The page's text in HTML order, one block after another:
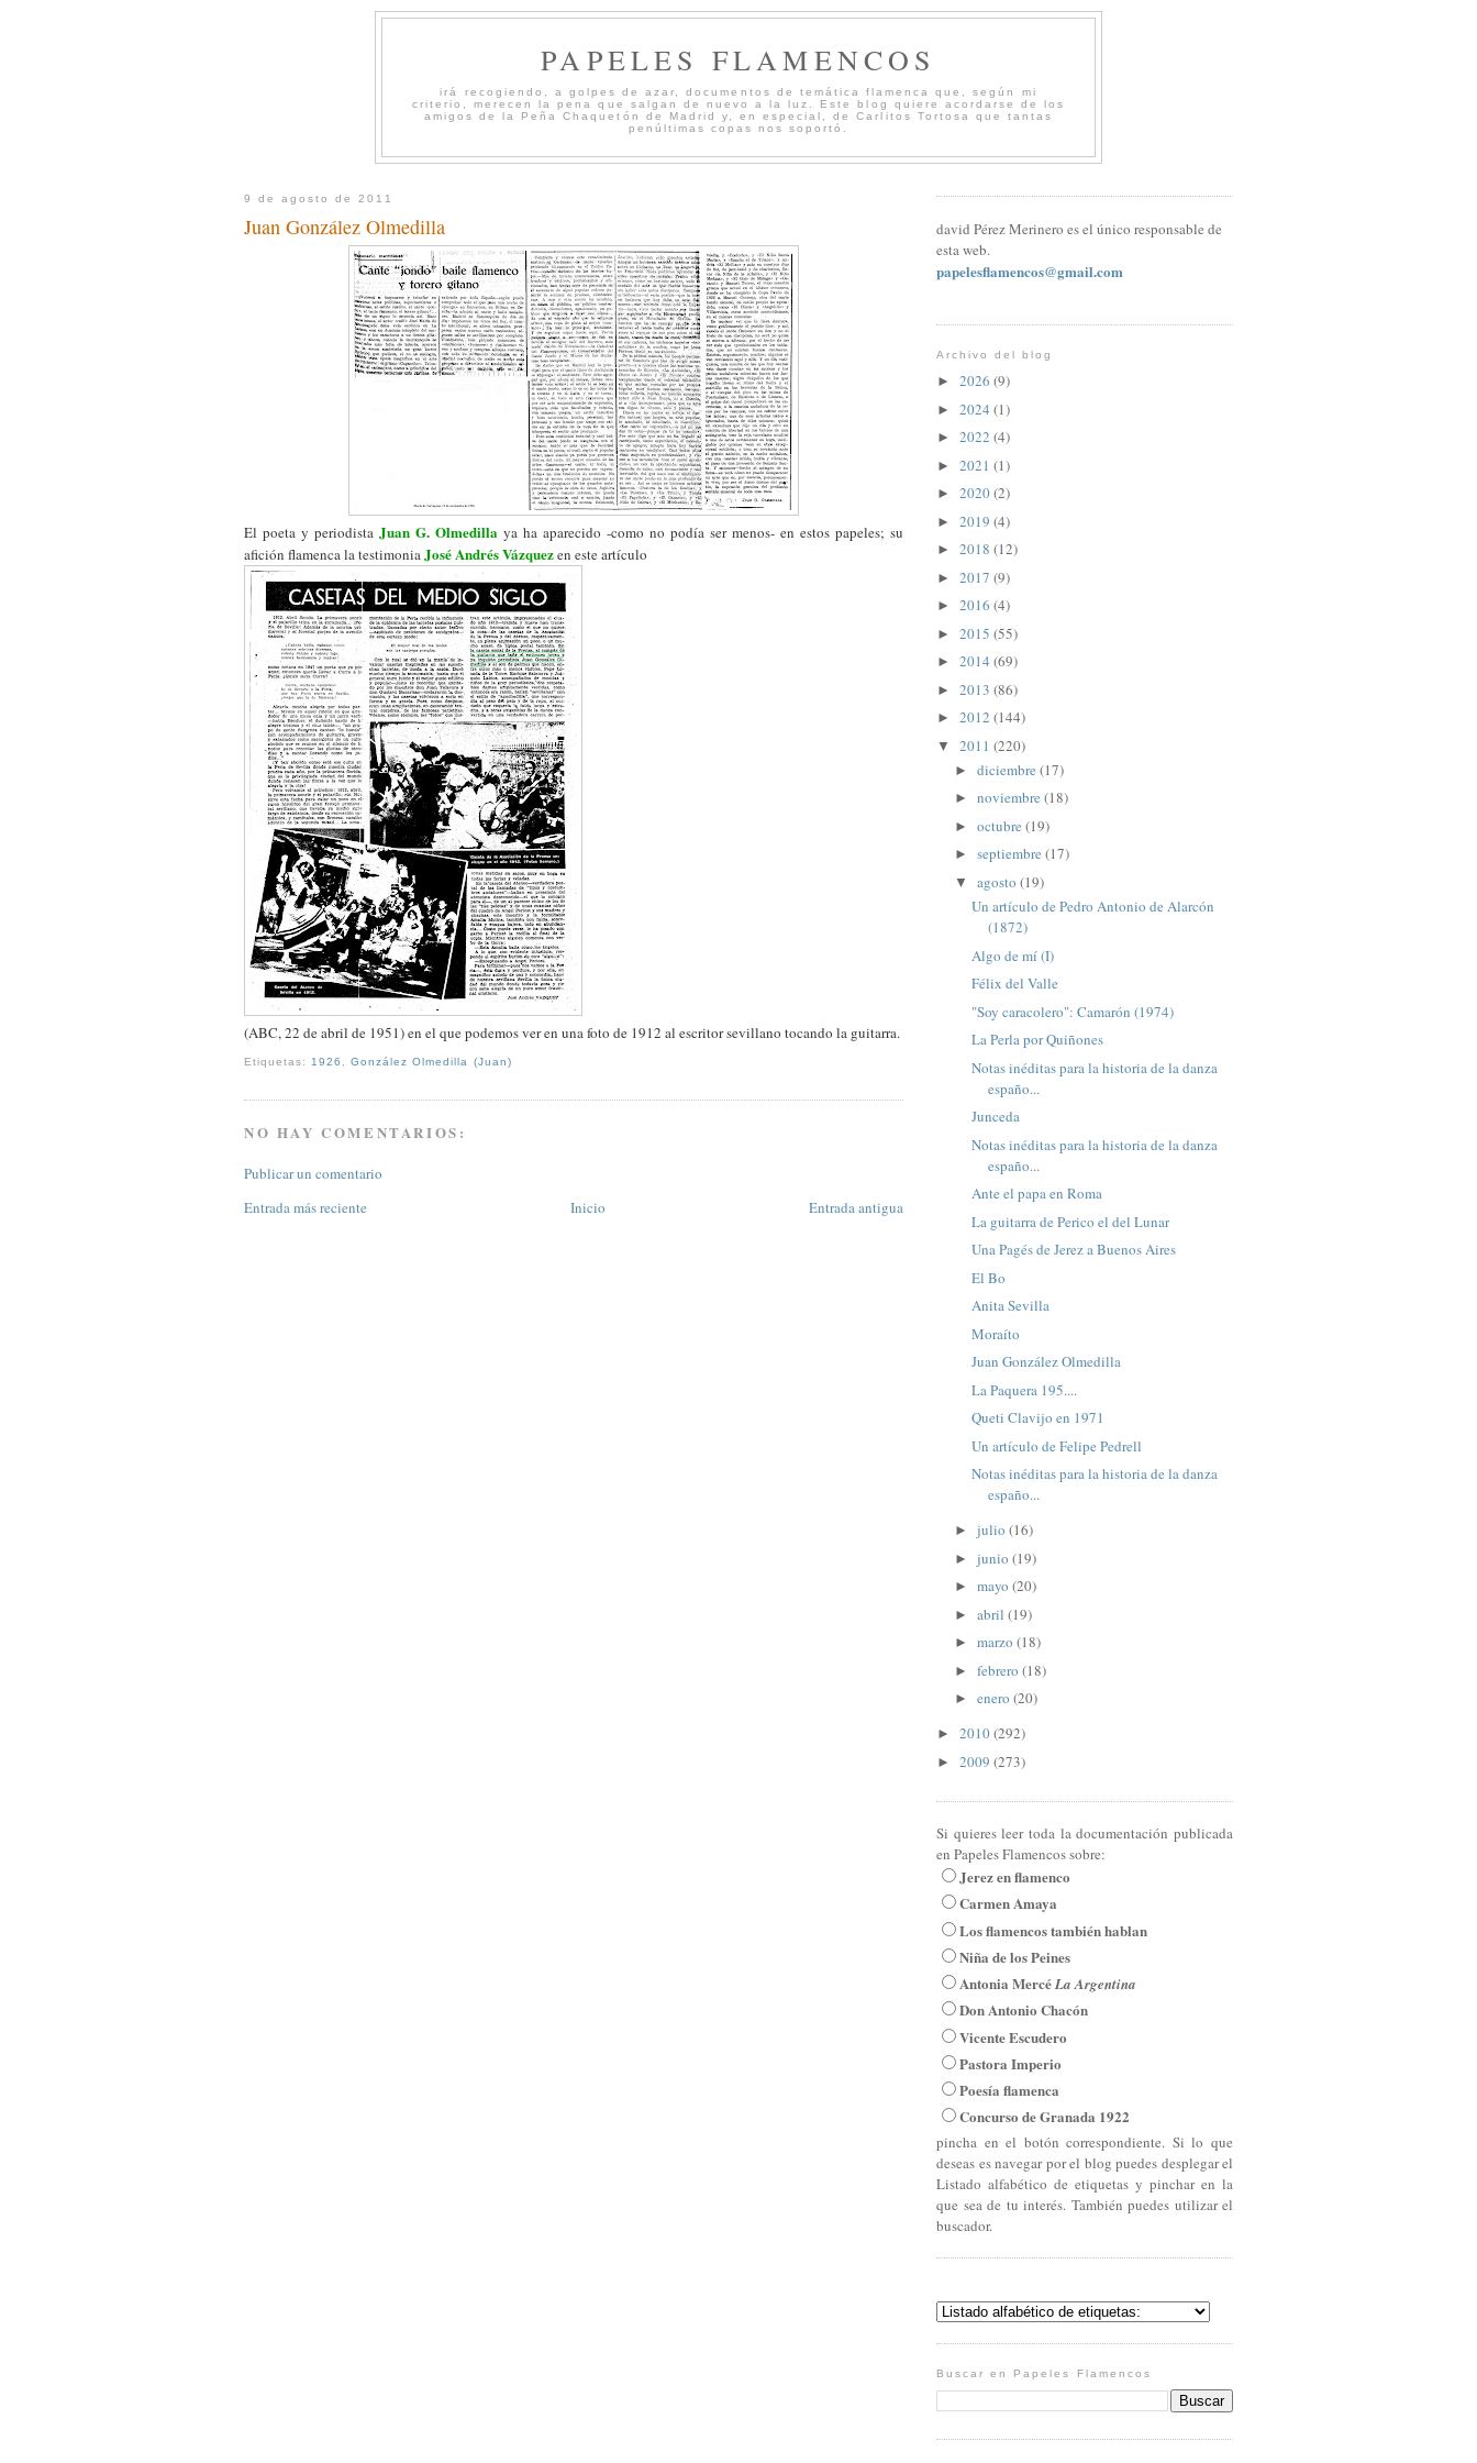
PAPELES FLAMENCOS
irá recogiendo, a golpes de azar, documentos de temática flamenca que, según mi
criterio, merecen la pena que salgan de nuevo a la luz. Este blog quiere acordarse de los
amigos de la Peña Chaquetón de Madrid y, en especial, de Carlitos Tortosa que tantas
penúltimas copas nos soportó.
9 de agosto de 2011
Juan González Olmedilla
El poeta y periodista Juan G. Olmedilla ya ha aparecido -como no podía ser menos- en estos papeles; su
afición flamenca la testimoniaJosé Andrés Vázquezen este artículo
(ABC, 22 de abril de 1951) en el que podemos ver en una foto de 1912 al escritor sevillano tocando la guitarra.
Etiquetas: 1926 ,González Olmedilla (Juan)
NO HAY COMENTARIOS:
Publicar un comentario
Entrada más reciente
Entrada antigua
Inicio
david Pérez Merinero es el único responsable de
esta web.
papelesflamencos@gmail.com
Archivo del blog
► 2026 (9)
► 2024 (1)
► 2022 (4)
► 2021 (1)
► 2020(2)
► 2019 (4)
► 2018 (12)
► 2017 (9)
► 2016 (4)
► 2015 (55)
► 2014 (69)
► 2013 (86)
► 2012 (144)
▼ 2011 (220)
► diciembre (17)
► noviembre (18)
► octubre (19)
► septiembre (17)
▼ agosto (19)
Un artículo de Pedro Antonio de Alarcón
(1872)
Algo de mí (I)
Félix del Valle
"Soy caracolero": Camarón (1974)
La Perla por Quiñones
Notas inéditas para la historia de la danza
españo...
Junceda
Notas inéditas para la historia de la danza
españo...
Ante el papa en Roma
La guitarra de Perico el del Lunar
Una Pagés de Jerez a Buenos Aires
El Bo
Anita Sevilla
Moraíto
Juan González Olmedilla
La Paquera 195....
Queti Clavijo en 1971
Un artículo de Felipe Pedrell
Notas inéditas para la historia de la danza
españo...
► julio (16)
► junio (19)
► mayo (20)
► abril (19)
► marzo (18)
► febrero (18)
► enero (20)
► 2010(292)
► 2009 (273)
Si quieres leer toda la documentación publicada
en Papeles Flamencos sobre:
Jerez en flamenco
Carmen Amaya
Los flamencos también hablan
Niña de los Peines
Antonia MercéLa Argentina
Don Antonio Chacón
Vicente Escudero
Pastora Imperio
Poesía flamenca
Concurso de Granada 1922
pincha en el botón correspondiente. Si lo que
deseas es navegar por el blog puedes desplegar el
Listado alfabético de etiquetas y pinchar en la
que sea de tu interés. También puedes utilizar el
buscador.
Buscar en Papeles Flamencos